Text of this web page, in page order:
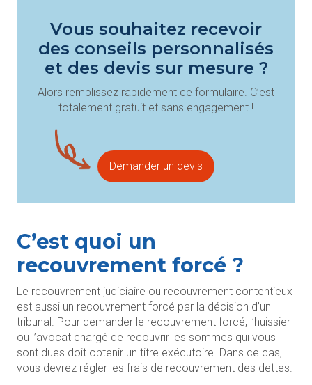
Vous souhaitez recevoir
des conseils personnalisés
et des devis sur mesure ?
Alors remplissez rapidement ce formulaire. C’est
totalement gratuit et sans engagement !
Demander un devis
C’est quoi un
recouvrement forcé ?
Le recouvrement judiciaire ou recouvrement contentieux
est aussi un recouvrement forcé par la décision d’un
tribunal. Pour demander le recouvrement forcé, l’huissier
ou l’avocat chargé de recouvrir les sommes qui vous
sont dues doit obtenir un titre exécutoire. Dans ce cas,
vous devrez régler les frais de recouvrement des dettes.